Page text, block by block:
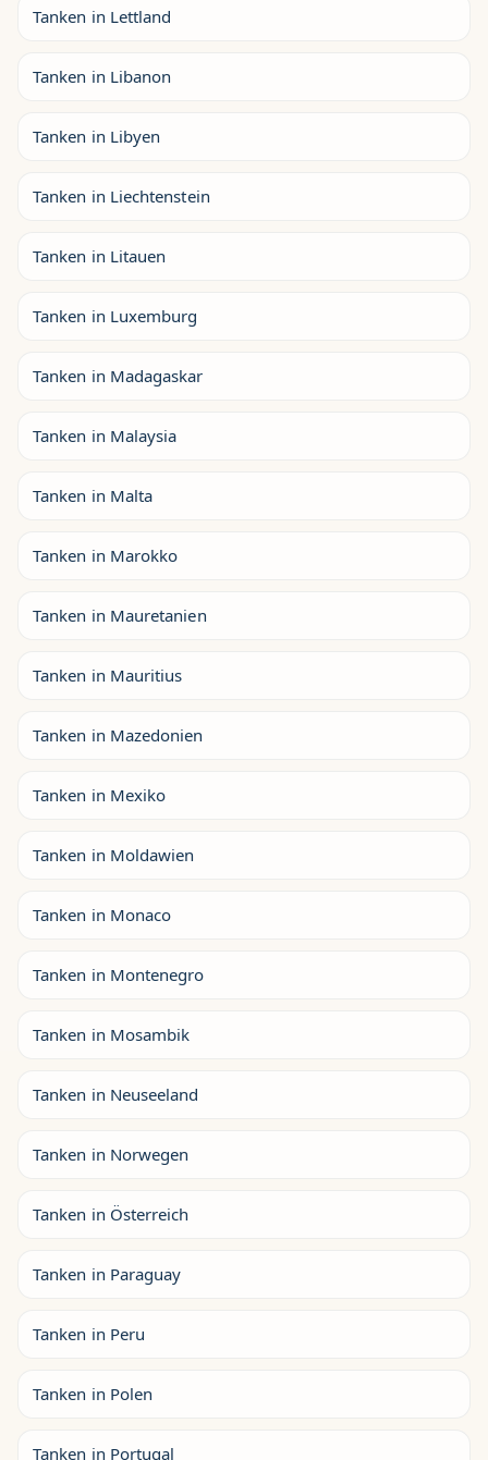
Tanken in Lettland
Tanken in Libanon
Tanken in Libyen
Tanken in Liechtenstein
Tanken in Litauen
Tanken in Luxemburg
Tanken in Madagaskar
Tanken in Malaysia
Tanken in Malta
Tanken in Marokko
Tanken in Mauretanien
Tanken in Mauritius
Tanken in Mazedonien
Tanken in Mexiko
Tanken in Moldawien
Tanken in Monaco
Tanken in Montenegro
Tanken in Mosambik
Tanken in Neuseeland
Tanken in Norwegen
Tanken in Österreich
Tanken in Paraguay
Tanken in Peru
Tanken in Polen
Tanken in Portugal